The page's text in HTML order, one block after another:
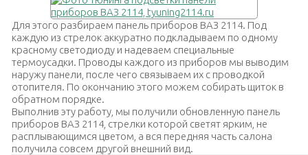
Для этого разбираем панель приборов ВАЗ 2114. Под
каждую из стрелок аккуратно подкладываем по одному
красному светодиоду и надеваем специальные
термоусадки. Проводы каждого из приборов мы выводим
наружу панели, после чего связываем их с проводкой
отопителя. По окончанию этого можем собирать щиток в
обратном порядке.
Выполнив эту работу, мы получили обновленную панель
приборов ВАЗ 2114, стрелки которой светят ярким, не
расплывающимся цветом, а вся передняя часть салона
получила совсем другой внешний вид.